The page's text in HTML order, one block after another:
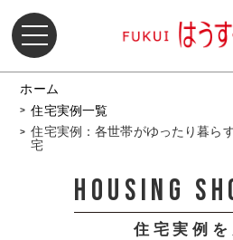
ホーム
住宅実例一覧
住宅実例：各世帯がゆったり暮ら
宅
HOUSING
住宅実例を